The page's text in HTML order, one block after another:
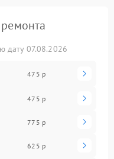
дату 07.08.2026
475 р
475 р
775 р
625 р